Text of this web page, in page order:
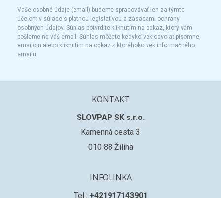
Vaše osobné údaje (email) budeme spracovávať len za týmto
účelom v súlade s platnou legislatívou a zásadami ochrany
osobných údajov. Súhlas potvrdíte kliknutím na odkaz, ktorý vám
pošleme na váš email. Súhlas môžete kedykoľvek odvolať písomne,
emailom alebo kliknutím na odkaz z ktoréhokoľvek informačného
emailu.
KONTAKT
SLOVPAP SK s.r.o.
Kamenná cesta 3
010 88 Žilina
INFOLINKA
Tel.: +421917143901